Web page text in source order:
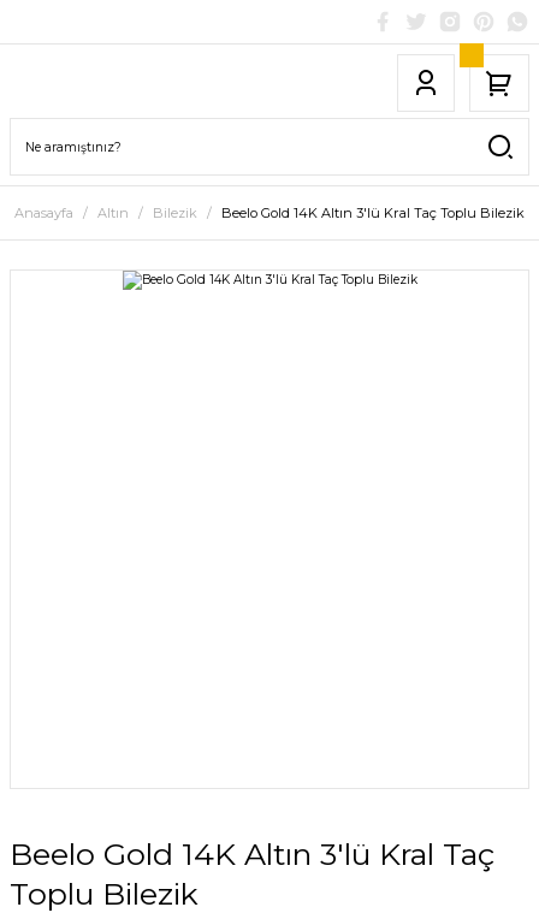
Anasayfa Altın Bilezik Beelo Gold 14K Altın 3'lü Kral Taç Toplu Bilezik
Beelo Gold 14K Altın 3'lü Kral Taç
Toplu Bilezik